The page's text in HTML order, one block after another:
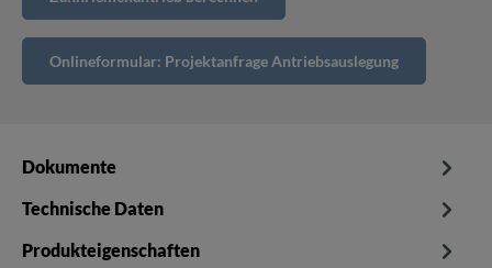
Onlineformular: Projektanfrage Antriebsauslegung
Dokumente
Technische Daten
Produkteigenschaften